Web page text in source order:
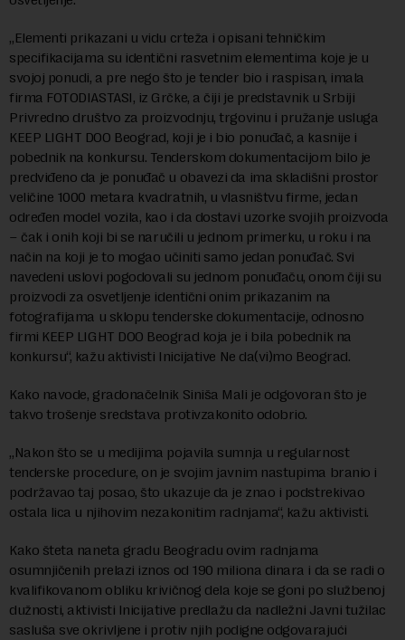
„Elementi prikazani u vidu crteža i opisani tehničkim
specifikacijama su identični rasvetnim elementima koje je u
svojoj ponudi, a pre nego što je tender bio i raspisan, imala
firma FOTODIASTASI, iz Grčke, a čiji je predstavnik u Srbiji
Privredno društvo za proizvodnju, trgovinu i pružanje usluga
KEEP LIGHT DOO Beograd, koji je i bio ponuđač, a kasnije i
pobednik na konkursu. Tenderskom dokumentacijom bilo je
predviđeno da je ponuđač u obavezi da ima skladišni prostor
veličine 1000 metara kvadratnih, u vlasništvu firme, jedan
određen model vozila, kao i da dostavi uzorke svojih proizvoda
– čak i onih koji bi se naručili u jednom primerku, u roku i na
način na koji je to mogao učiniti samo jedan ponuđač. Svi
navedeni uslovi pogodovali su jednom ponuđaču, onom čiji su
proizvodi za osvetljenje identični onim prikazanim na
fotografijama u sklopu tenderske dokumentacije, odnosno
firmi KEEP LIGHT DOO Beograd koja je i bila pobednik na
konkursu“, kažu aktivisti Inicijative Ne da(vi)mo Beograd.
Kako navode, gradonačelnik Siniša Mali je odgovoran što je
takvo trošenje sredstava protivzakonito odobrio.
„Nakon što se u medijima pojavila sumnja u regularnost
tenderske procedure, on je svojim javnim nastupima branio i
podržavao taj posao, što ukazuje da je znao i podstrekivao
ostala lica u njihovim nezakonitim radnjama“, kažu aktivisti.
Kako šteta naneta gradu Beogradu ovim radnjama
osumnjičenih prelazi iznos od 190 miliona dinara i da se radi o
kvalifikovanom obliku krivičnog dela koje se goni po službenoj
dužnosti, aktivisti Inicijative predlažu da nadležni Javni tužilac
sasluša sve okrivljene i protiv njih podigne odgovarajući